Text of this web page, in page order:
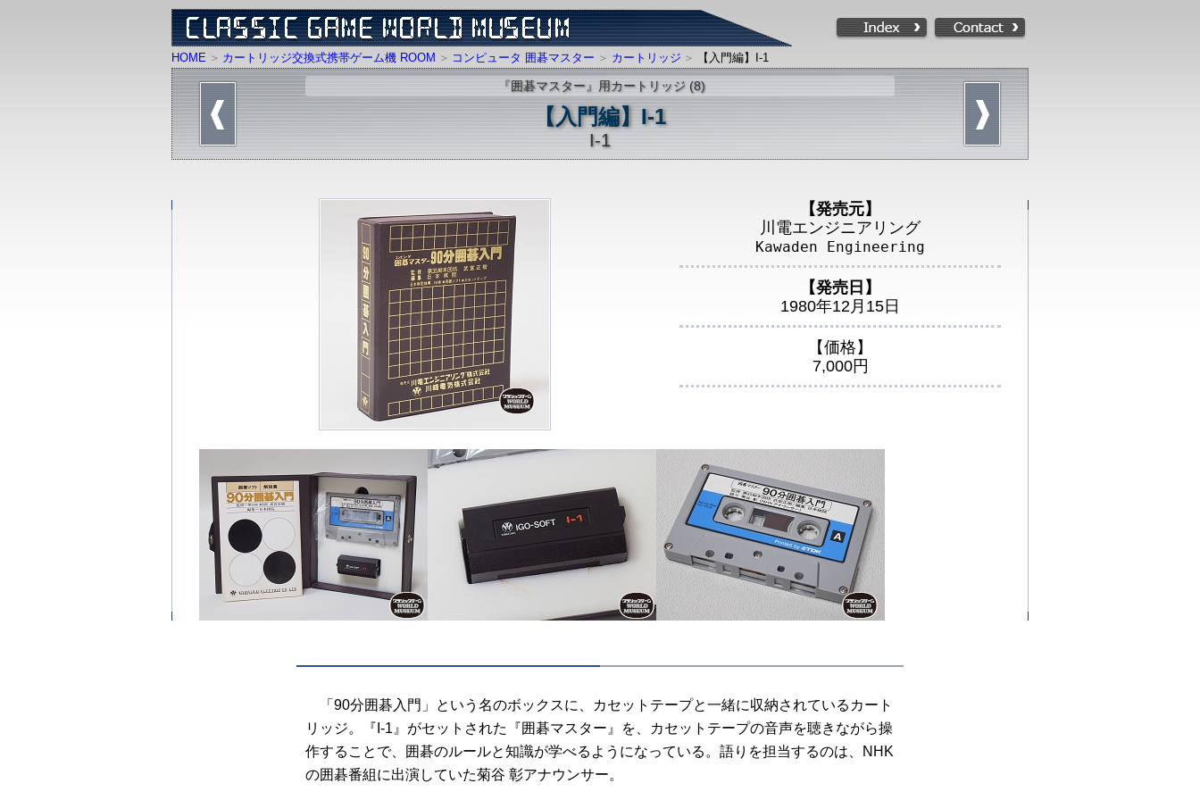
HOME カートリッジ交換式携帯ゲーム機 ROOM コンピュータ 囲碁マスター カートリッジ 【入門編】I-1
『囲碁マスター』用カートリッジ (8)
【入門編】I-1
I-1
【発売元】
川電エンジニアリング
Kawaden Engineering
【発売日】
1980年12月15日
【価格】
7,000円
「90分囲碁入門」という名のボックスに、カセットテープと一緒に収納されているカート
リッジ。『I-1』がセットされた『囲碁マスター』を、カセットテープの音声を聴きながら操
作することで、囲碁のルールと知識が学べるようになっている。語りを担当するのは、NHK
の囲碁番組に出演していた菊谷 彰アナウンサー。